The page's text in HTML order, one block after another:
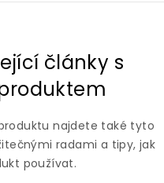
články s
najdete také tyto
radami a tipy, jak
používat.